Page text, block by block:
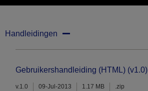
Handleidingen
Gebruikershandleiding (HTML) (v1.0)
v.1.0 09-Jul-2013 1.17 MB .zip